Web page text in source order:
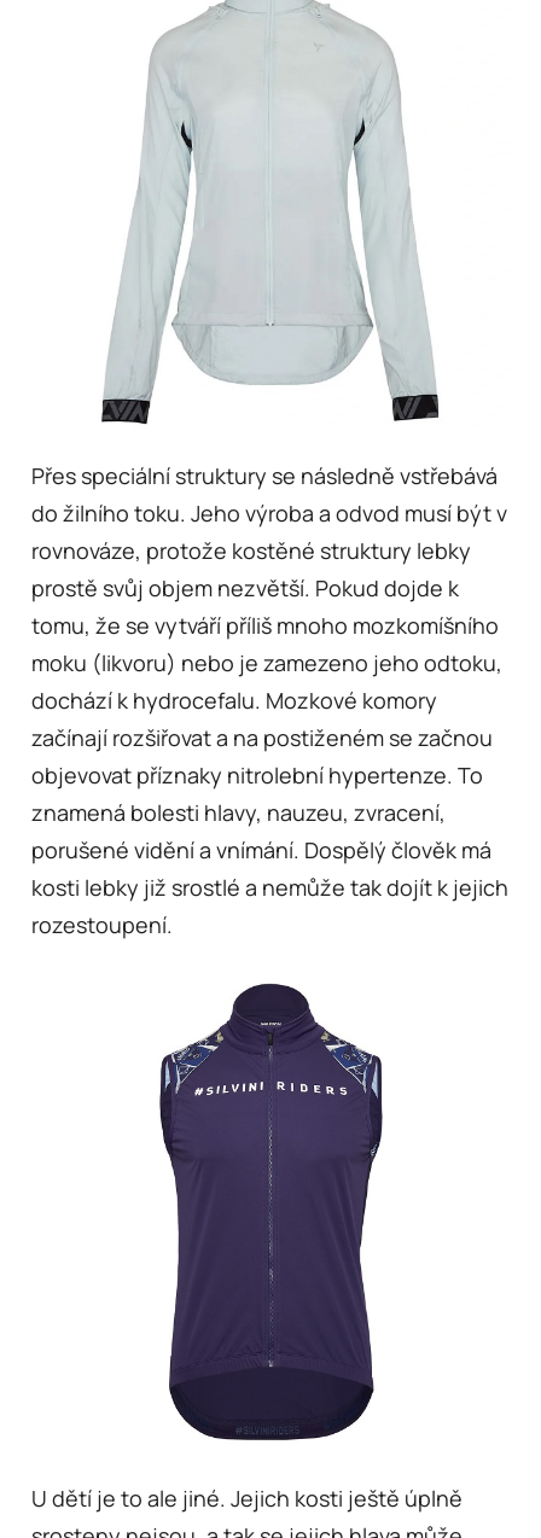
Přes speciální struktury se následně vstřebává
do žilního toku. Jeho výroba a odvod musí být v
rovnováze, protože kostěné struktury lebky
prostě svůj objem nezvětší. Pokud dojde k
tomu, že se vytváří příliš mnoho mozkomíšního
moku (likvoru) nebo je zamezeno jeho odtoku,
dochází k hydrocefalu. Mozkové komory
začínají rozšiřovat a na postiženém se začnou
objevovat příznaky nitrolební hypertenze. To
znamená bolesti hlavy, nauzeu, zvracení,
porušené vidění a vnímání. Dospělý člověk má
kosti lebky již srostlé a nemůže tak dojít k jejich
rozestoupení.
U dětí je to ale jiné. Jejich kosti ještě úplně